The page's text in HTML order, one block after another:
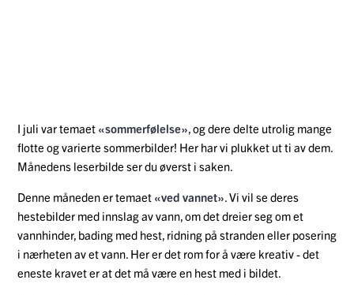
I juli var temaet «sommerfølelse», og dere delte utrolig mange
flotte og varierte sommerbilder! Her har vi plukket ut ti av dem.
Månedens leserbilde ser du øverst i saken.
Denne måneden er temaet «ved vannet». Vi vil se deres
hestebilder med innslag av vann, om det dreier seg om et
vannhinder, bading med hest, ridning på stranden eller posering
i nærheten av et vann. Her er det rom for å være kreativ - det
eneste kravet er at det må være en hest med i bildet.